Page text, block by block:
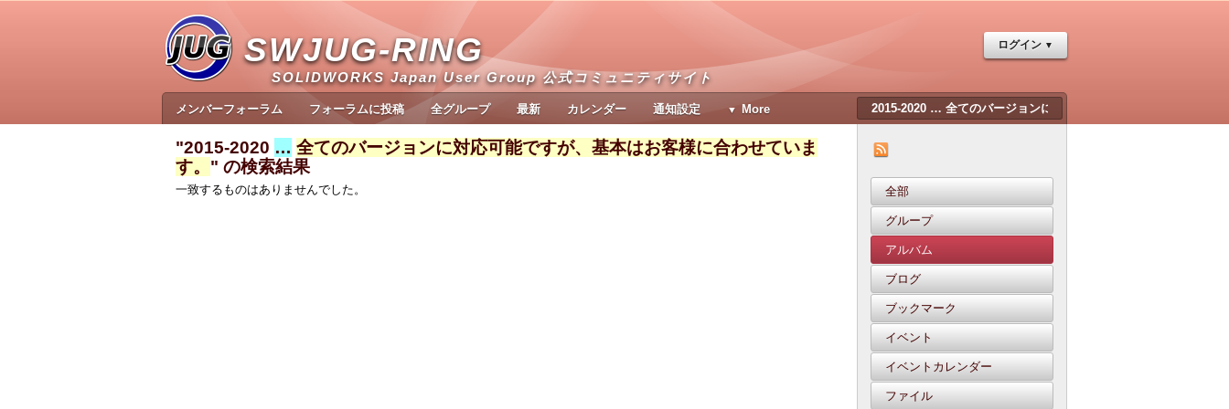
SWJUG-RING
SOLIDWORKS Japan User Group 公式コミュニティサイト
ログイン
メンバーフォーラム フォーラムに投稿 全グループ 最新 カレンダー 通知設定 More
全部
グループ
アルバム
ブログ
ブックマーク
イベント
イベントカレンダー
ファイル
"2015-2020 … 全てのバージョンに対応可能ですが、基本はお客様に合わせていま
す。 " の検索結果
一致するものはありませんでした。